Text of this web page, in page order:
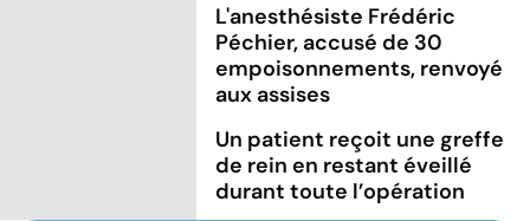
L'anesthésiste Frédéric
Péchier, accusé de 30
empoisonnements, renvoyé
aux assises
Un patient reçoit une greffe
de rein en restant éveillé
durant toute l’opération